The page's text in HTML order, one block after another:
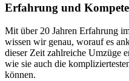
Erfahrung und
Mit über 20 Jahren Erfahrung
wissen wir genau, worauf es
dieser Zeit zahlreiche Umzüge
wie sie auch die
können.